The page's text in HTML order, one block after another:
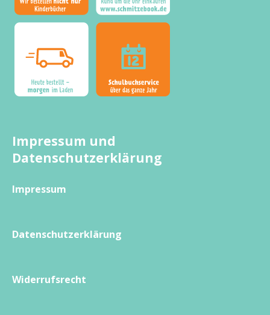
Impressum und
Datenschutzerklärung
Impressum
Datenschutzerklärung
Widerrufsrecht